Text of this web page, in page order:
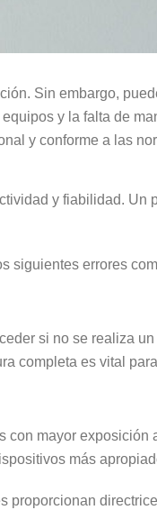
Sin embargo,
y la falta de
y conforme a las
y fiabilidad. Un
siguientes errores
si no se realiza
completa es vital
con mayor exposición
más
proporcionan